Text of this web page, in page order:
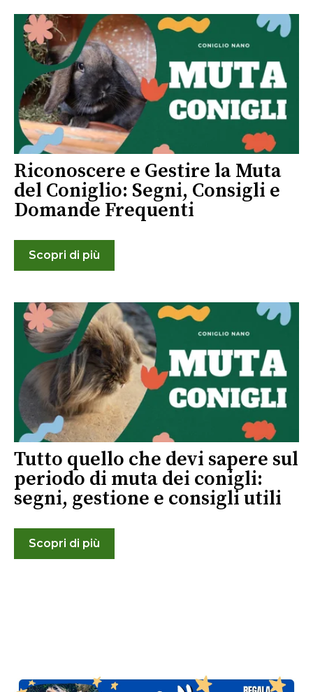
Riconoscere e Gestire la Muta
del Coniglio: Segni, Consigli e
Domande Frequenti
Scopri di più
Tutto quello che devi sapere sul
periodo di muta dei conigli:
segni, gestione e consigli utili
Scopri di più